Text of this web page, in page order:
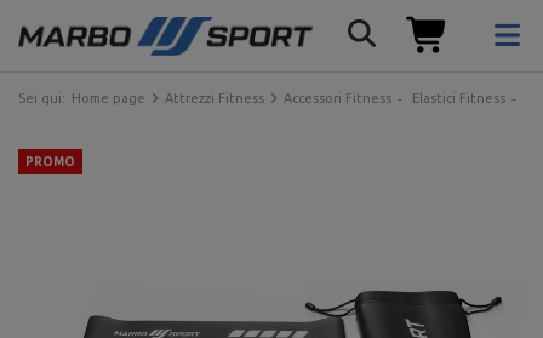
Sei qui: Home page Attrezzi Fitness Accessori Fitness Elastici Fitness
PROMO